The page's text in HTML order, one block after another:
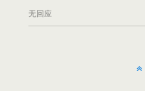
无回应